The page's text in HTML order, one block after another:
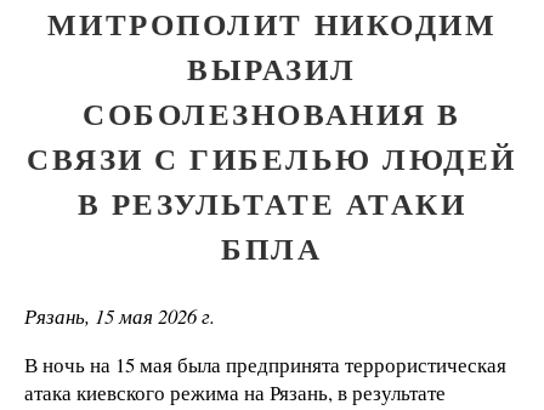
МИТРОПОЛИТ НИКОДИМ
ВЫРАЗИЛ
СОБОЛЕЗНОВАНИЯ В
СВЯЗИ С ГИБЕЛЬЮ ЛЮДЕЙ
В РЕЗУЛЬТАТЕ АТАКИ
БПЛА
Рязань, 15 мая 2026 г.
В ночь на 15 мая была предпринята террористическая
атака киевского режима на Рязань, в результате